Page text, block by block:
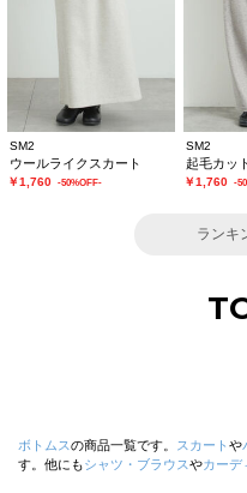
SM2
ウールライクスカート
￥1,760 -50%OFF-
SM2
起毛カッ
￥1,760 -
ランキ
ボトムスの商品一覧です。 スカート や
す。他にもシャツ・ブラウスやカーデ